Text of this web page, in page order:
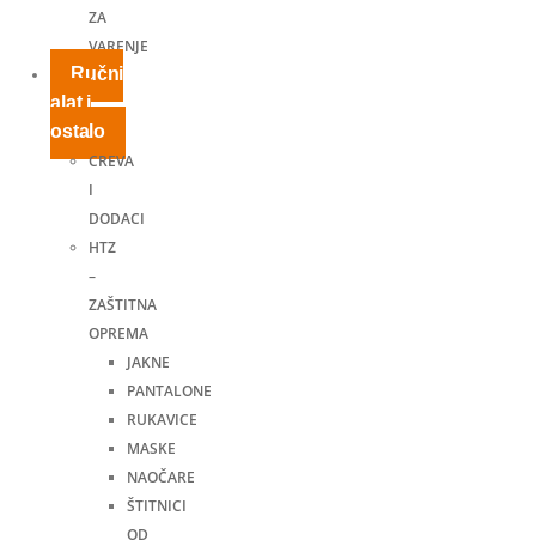
ZA
VARENJE
Ručni
alat i
ostalo
CREVA
I
DODACI
HTZ
–
ZAŠTITNA
OPREMA
JAKNE
PANTALONE
RUKAVICE
MASKE
NAOČARE
ŠTITNICI
OD